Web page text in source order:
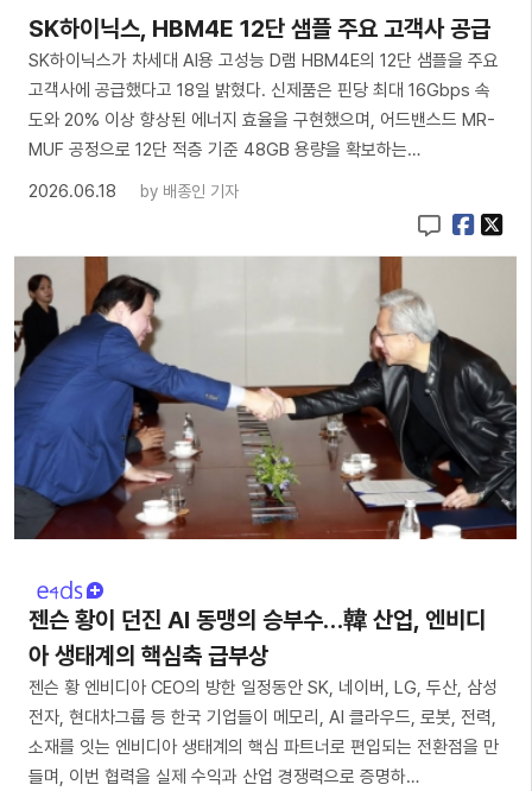
SK하이닉스, HBM4E 12단 샘플 주요 고객사 공급
SK하이닉스가 차세대 AI용 고성능 D램 HBM4E의 12단 샘플을 주요
고객사에 공급했다고 18일 밝혔다. 신제품은 핀당 최대 16Gbps 속
도와 20% 이상 향상된 에너지 효율을 구현했으며, 어드밴스드 MR-
MUF 공정으로 12단 적층 기준 48GB 용량을 확보하는…
2026.06.18
by 배종인 기자
젠슨 황이 던진 AI 동맹의 승부수…韓 산업, 엔비디
아 생태계의 핵심축 급부상
젠슨 황 엔비디아 CEO의 방한 일정동안 SK, 네이버, LG, 두산, 삼성
전자, 현대차그룹 등 한국 기업들이 메모리, AI 클라우드, 로봇, 전력,
소재를 잇는 엔비디아 생태계의 핵심 파트너로 편입되는 전환점을 만
들며, 이번 협력을 실제 수익과 산업 경쟁력으로 증명하…